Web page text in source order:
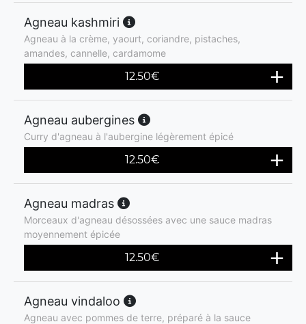
Agneau kashmiri
Agneau à la crème, yaourt, coriandre, pistaches,
amandes, cannelle, cardamome
12.50€
Agneau aubergines
Curry d'agneau à l'aubergine légèrement épicé
12.50€
Agneau madras
Morceaux d'agneau désossées avec une sauce madras
moyennement épicée
12.50€
Agneau vindaloo
Agneau avec pommes de terre, préparé à la sauce